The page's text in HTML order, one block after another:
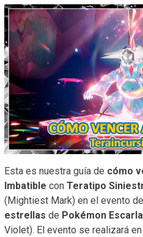
Esta es nuestra guía de cómo
Imbatible con Teratipo
(Mightiest Mark) en el evento de
estrellas de Pokémon
Violet). El evento se realizará